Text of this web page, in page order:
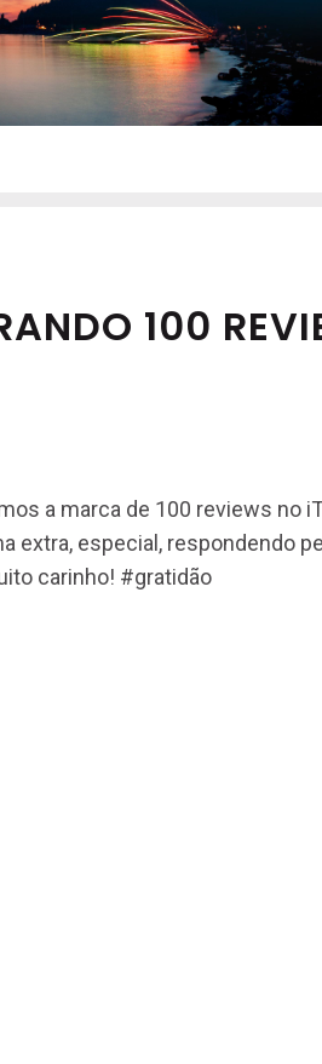
100
a marca de 100 reviews no
extra, especial, respondendo
carinho! #gratidão